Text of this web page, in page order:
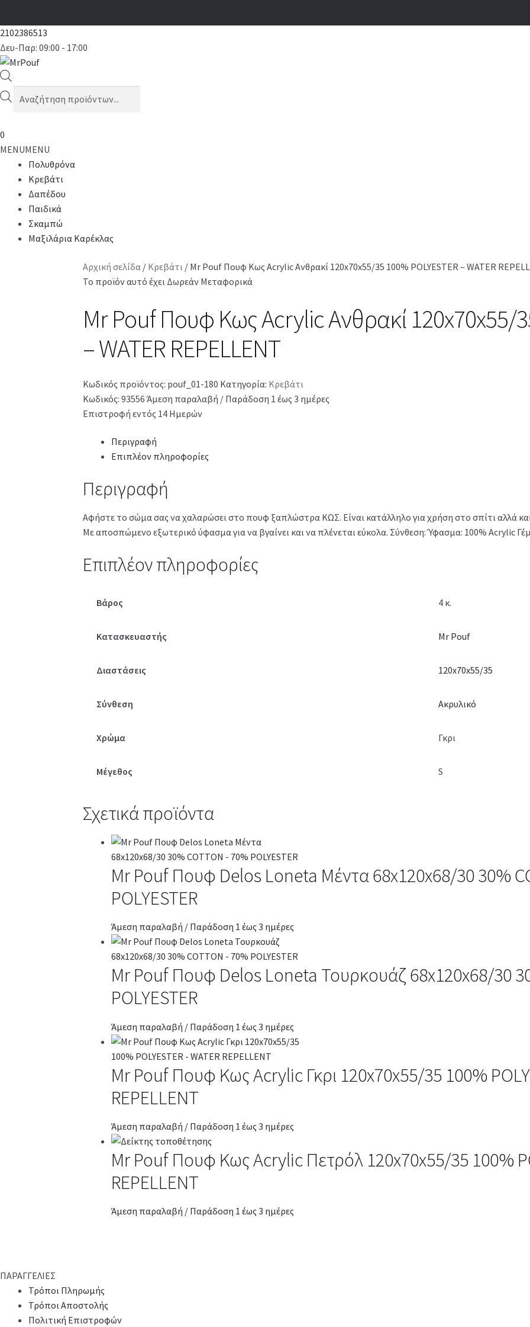
2102386513
Δευ-Παρ: 09:00 - 17:00
Products
search
0
MENUMENU
Πολυθρόνα
Κρεβάτι
Δαπέδου
Παιδικά
Σκαμπώ
Μαξιλάρια Καρέκλας
Αρχική σελίδα / Κρεβάτι / Mr Pouf Πουφ Κως Acrylic Ανθρακί 120x70x55/35 100% POLYESTER – WATER
Το προϊόν αυτό έχει Δωρεάν Μεταφορικά
Mr Pouf Πουφ Κως Acrylic Ανθρακί 120x70x55/
– WATER REPELLENT
Κωδικός προϊόντος: pouf_01-180 Κατηγορία: Κρεβάτι
Κωδικός: 93556 Άμεση παραλαβή / Παράδοση 1 έως 3 ημέρες
Επιστροφή εντός 14 Ημερών
Περιγραφή
Επιπλέον πληροφορίες
Περιγραφή
Αφήστε το σώμα σας να χαλαρώσει στο πουφ ξαπλώστρα ΚΩΣ. Είναι κατάλληλο για χρήση στο σπίτι αλλά
Με αποσπώμενο εξωτερικό ύφασμα για να βγαίνει και να πλένεται εύκολα. Σύνθεση: Ύφασμα: 100% Acrylic
Επιπλέον πληροφορίες
Βάρος 4 κ.
Κατασκευαστής Mr Pouf
Διαστάσεις 120x70x55/35
Σύνθεση Ακρυλικό
Χρώμα Γκρι
Μέγεθος S
Σχετικά προϊόντα
Mr Pouf Πουφ Delos Loneta Μέντα 68x120x68/30 30%
POLYESTER
Άμεση παραλαβή / Παράδοση 1 έως 3 ημέρες
Mr Pouf Πουφ Delos Loneta Τουρκουάζ 68x120x68/30
POLYESTER
Άμεση παραλαβή / Παράδοση 1 έως 3 ημέρες
Mr Pouf Πουφ Κως Acrylic Γκρι 120x70x55/35 100%
REPELLENT
Άμεση παραλαβή / Παράδοση 1 έως 3 ημέρες
Mr Pouf Πουφ Κως Acrylic Πετρόλ 120x70x55/35 100%
REPELLENT
Άμεση παραλαβή / Παράδοση 1 έως 3 ημέρες
ΠΑΡΑΓΓΕΛΙΕΣ
Τρόποι Πληρωμής
Τρόποι Αποστολής
Πολιτική Επιστροφών